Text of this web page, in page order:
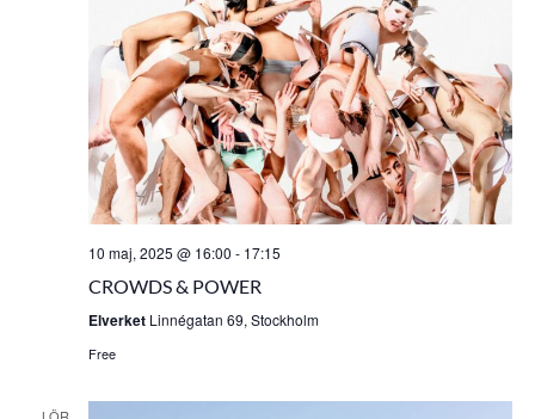
10 maj, 2025 @ 16:00 - 17:15
CROWDS & POWER
Elverket Linnégatan 69, Stockholm
Free